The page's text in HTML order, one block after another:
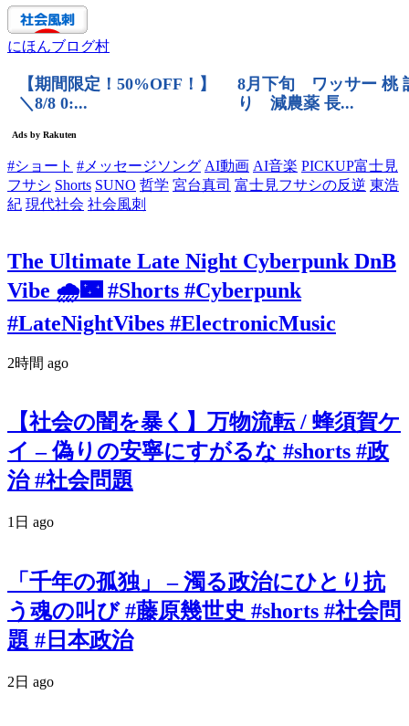
にほんブログ村
#ショート #メッセージソング AI動画 AI音楽 PICKUP富士見
フサシ Shorts SUNO 哲学 宮台真司 富士見フサシの反逆 東浩
紀 現代社会 社会風刺
The Ultimate Late Night Cyberpunk DnB
Vibe 🌧️🌃 #Shorts #Cyberpunk
#LateNightVibes #ElectronicMusic
2時間 ago
【社会の闇を暴く】万物流転 / 蜂須賀ケ
イ – 偽りの安寧にすがるな #shorts #政
治 #社会問題
1日 ago
「千年の孤独」 – 濁る政治にひとり抗
う魂の叫び #藤原幾世史 #shorts #社会問
題 #日本政治
2日 ago